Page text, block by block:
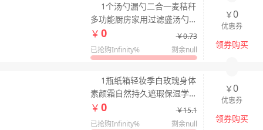
1个汤勺漏勺二合一麦秸秆
多功能厨房家用过滤盛汤勺
创意火锅两用勺子
￥ 0
￥0.73
已抢购Infinity%
剩余null
￥0
优惠券
领券购买
1瓶纸箱轻妆季白玫瑰身体
素颜霜自然持久遮瑕保湿学
生党嫩肤提亮懒人霜
￥ 0
￥15.1
已抢购Infinity%
剩余null
￥0
优惠券
领券购买